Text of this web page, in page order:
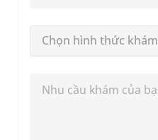
Chọn hình thức khám